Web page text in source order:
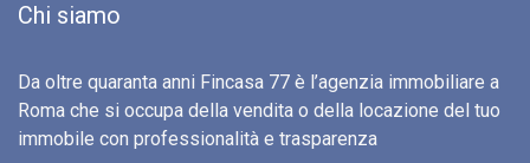
Chi siamo
Da oltre quaranta anni Fincasa 77 è l’agenzia immobiliare a
Roma che si occupa della vendita o della locazione del tuo
immobile con professionalità e trasparenza